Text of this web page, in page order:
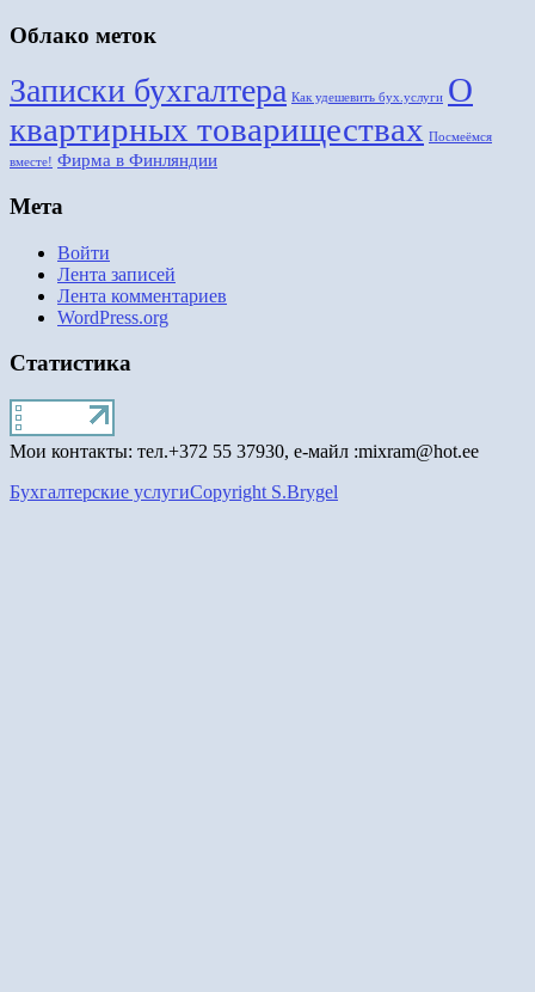
Облако меток
Записки бухгалтера Как удешевить бух.услуги О
квартирных товариществах Посмеёмся
вместе! Фирма в Финляндии
Мета
Войти
Лента записей
Лента комментариев
WordPress.org
Статистика
Мои контакты: тел.+372 55 37930, е-майл :mixram@hot.ee
Бухгалтерские услугиCopyright S.Brygel